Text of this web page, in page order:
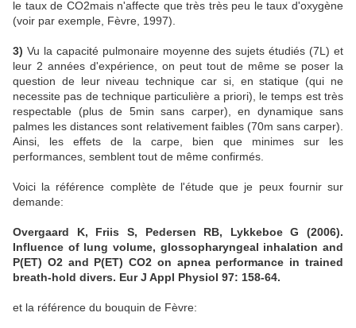
le taux de CO2mais n'affecte que très très peu le taux d'oxygène
(voir par exemple, Fèvre, 1997).
3) Vu la capacité pulmonaire moyenne des sujets étudiés (7L) et
leur 2 années d'expérience, on peut tout de même se poser la
question de leur niveau technique car si, en statique (qui ne
necessite pas de technique particulière a priori), le temps est très
respectable (plus de 5min sans carper), en dynamique sans
palmes les distances sont relativement faibles (70m sans carper).
Ainsi, les effets de la carpe, bien que minimes sur les
performances, semblent tout de même confirmés.
Voici la référence complète de l'étude que je peux fournir sur
demande:
Overgaard K, Friis S, Pedersen RB, Lykkeboe G (2006).
Influence of lung volume, glossopharyngeal inhalation and
P(ET) O2 and P(ET) CO2 on apnea performance in trained
breath-hold divers. Eur J Appl Physiol 97: 158-64.
et la référence du bouquin de Fèvre: